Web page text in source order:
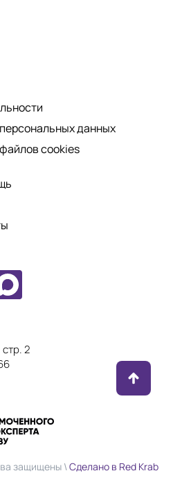
данных
cookies
2
защищены \Сделано в Red Krab